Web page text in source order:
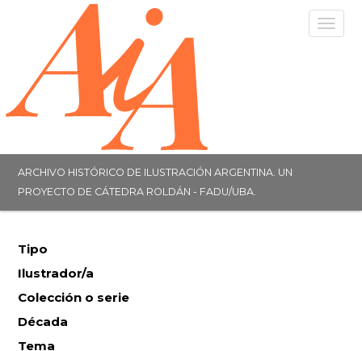
ARCHIVO HISTÓRICO DE ILUSTRACIÓN ARGENTINA. UN
PROYECTO DE CÁTEDRA ROLDÁN - FADU/UBA.
Tipo
Ilustrador/a
Colección o serie
Década
Tema